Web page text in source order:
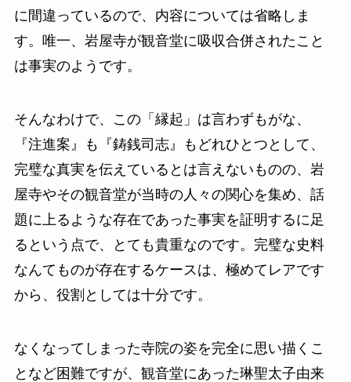
に間違っているので、内容については省略しま
す。唯一、岩屋寺が観音堂に吸収合併されたこと
は事実のようです。
そんなわけで、この「縁起」は言わずもがな、
『注進案』も『鋳銭司志』もどれひとつとして、
完璧な真実を伝えているとは言えないものの、岩
屋寺やその観音堂が当時の人々の関心を集め、話
題に上るような存在であった事実を証明するに足
るという点で、とても貴重なのです。完璧な史料
なんてものが存在するケースは、極めてレアです
から、役割としては十分です。
なくなってしまった寺院の姿を完全に思い描くこ
となど困難ですが、観音堂にあった琳聖太子由来